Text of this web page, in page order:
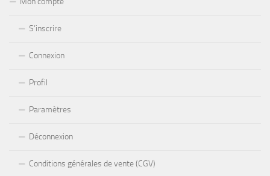
S’inscrire
Connexion
Profil
Paramètres
Déconnexion
Conditions générales de vente (CGV)